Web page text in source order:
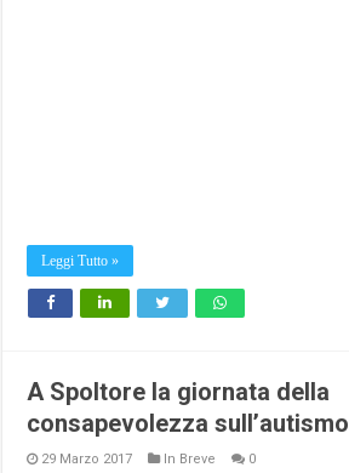
Leggi Tutto »
A Spoltore la giornata della
consapevolezza sull’autismo
29 Marzo 2017 In Breve 0